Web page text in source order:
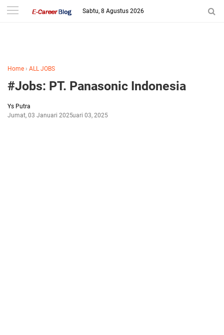
-->
Sabtu, 8 Agustus 2026
Home › ALL JOBS
#Jobs: PT. Panasonic Indonesia
Ys Putra
Jumat, 03 Januari 2025Januari 03, 2025